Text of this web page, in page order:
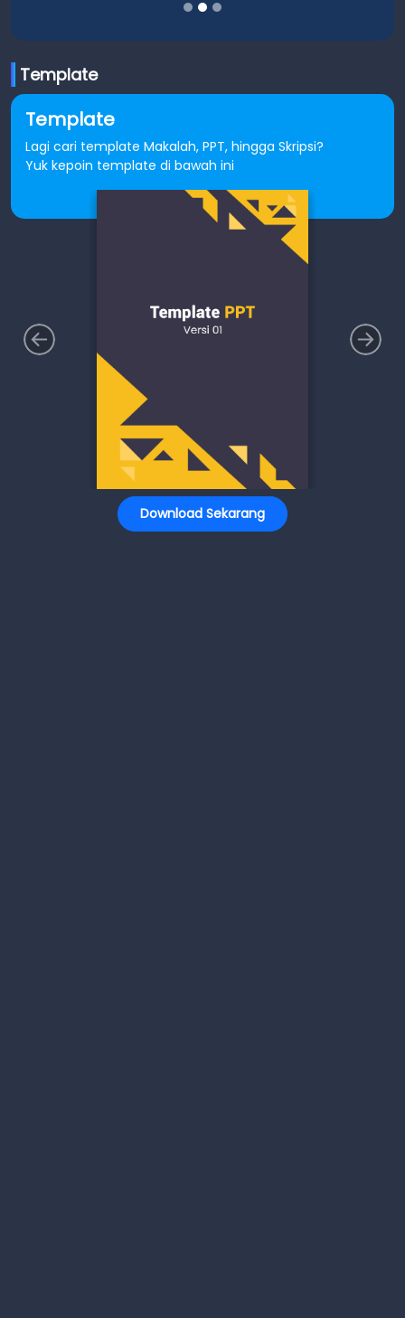
Template
Template
Lagi cari template Makalah, PPT, hingga Skripsi?
Yuk kepoin template di bawah ini
Download Sekarang